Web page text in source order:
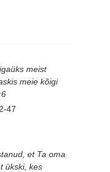
meist
meie kõigi
47
et Ta oma
ükski, kes